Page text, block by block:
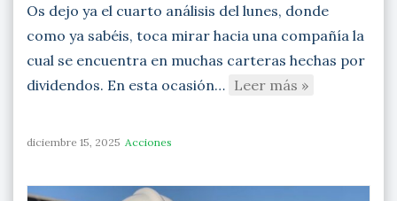
Os dejo ya el cuarto análisis del lunes, donde
como ya sabéis, toca mirar hacia una compañía la
cual se encuentra en muchas carteras hechas por
dividendos. En esta ocasión… Leer más »
diciembre 15, 2025 Acciones